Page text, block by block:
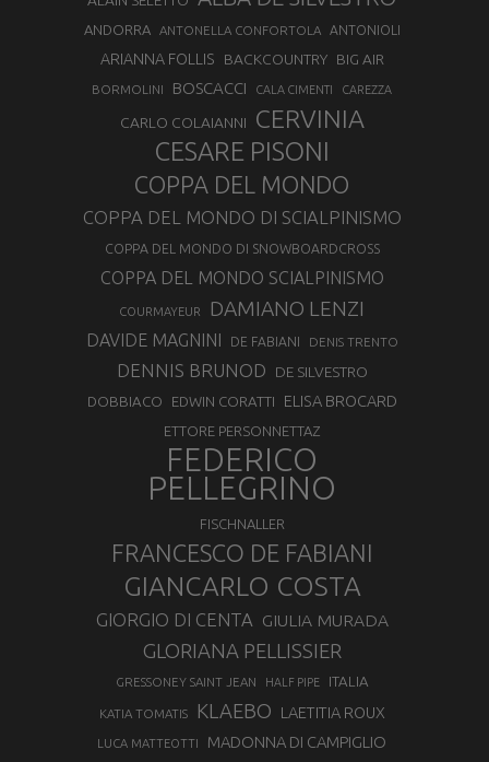
ANDORRA ANTONELLA CONFORTOLA ANTONIOLI
ARIANNA FOLLIS BACKCOUNTRY BIG AIR
BORMOLINI BOSCACCI CALA CIMENTI CAREZZA
CARLO COLAIANNI CERVINIA
CESARE PISONI
COPPA DEL MONDO
COPPA DEL MONDO DI SCIALPINISMO
COPPA DEL MONDO DI SNOWBOARDCROSS
COPPA DEL MONDO SCIALPINISMO
COURMAYEUR DAMIANO LENZI
DAVIDE MAGNINI DE FABIANI DENIS TRENTO
DENNIS BRUNOD DE SILVESTRO
DOBBIACO EDWIN CORATTI ELISA BROCARD
ETTORE PERSONNETTAZ
FEDERICO
PELLEGRINO
FISCHNALLER
FRANCESCO DE FABIANI
GIANCARLO COSTA
GIORGIO DI CENTA GIULIA MURADA
GLORIANA PELLISSIER
GRESSONEY SAINT JEAN HALF PIPE ITALIA
KATIA TOMATIS KLAEBO LAETITIA ROUX
LUCA MATTEOTTI MADONNA DI CAMPIGLIO